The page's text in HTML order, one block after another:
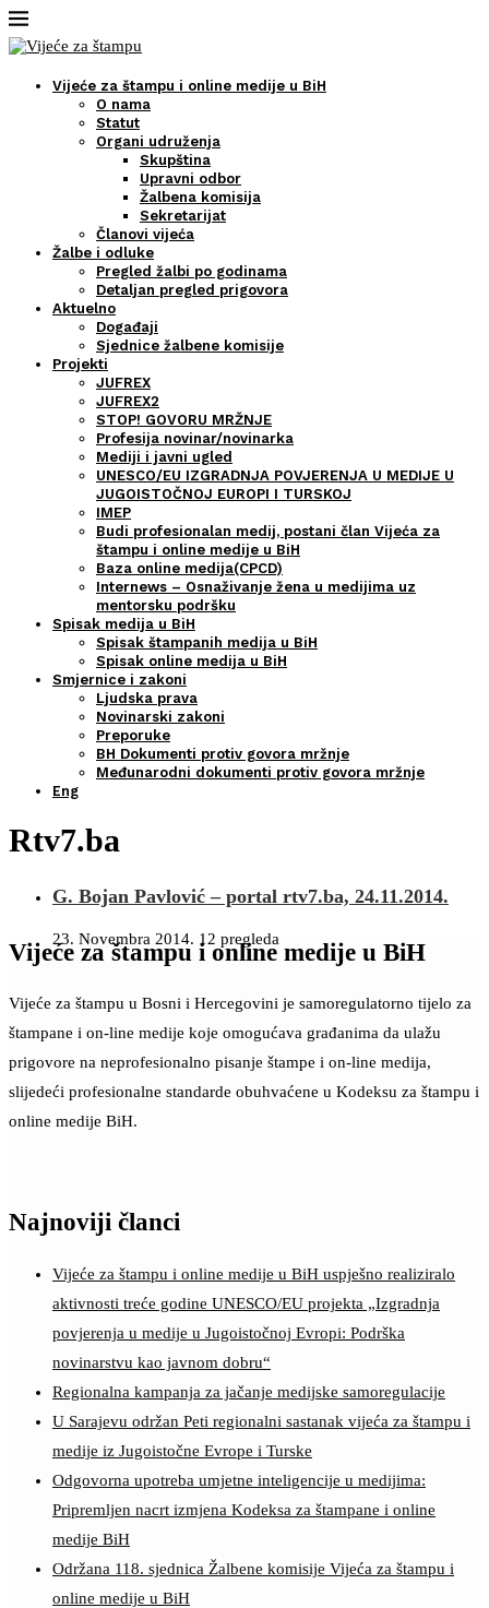
Vijeće za štampu i online medije u BiH
O nama
Statut
Organi udruženja
Skupština
Upravni odbor
Žalbena komisija
Sekretarijat
Članovi vijeća
Žalbe i odluke
Pregled žalbi po godinama
Detaljan pregled prigovora
Aktuelno
Događaji
Sjednice žalbene komisije
Projekti
JUFREX
JUFREX2
STOP! GOVORU MRŽNJE
Profesija novinar/novinarka
Mediji i javni ugled
UNESCO/EU IZGRADNJA POVJERENJA U MEDIJE U
JUGOISTOČNOJ EUROPI I TURSKOJ
IMEP
Budi profesionalan medij, postani član Vijeća za
štampu i online medije u BiH
Baza online medija(CPCD)
Internews – Osnaživanje žena u medijima uz
mentorsku podršku
Spisak medija u BiH
Spisak štampanih medija u BiH
Spisak online medija u BiH
Smjernice i zakoni
Ljudska prava
Novinarski zakoni
Preporuke
BH Dokumenti protiv govora mržnje
Međunarodni dokumenti protiv govora mržnje
Eng
Rtv7.ba
G. Bojan Pavlović – portal rtv7.ba, 24.11.2014.
23. Novembra 2014. 12 pregleda
Vijeće za štampu i online medije u BiH
Vijeće za štampu u Bosni i Hercegovini je samoregulatorno tijelo za
štampane i on-line medije koje omogućava građanima da ulažu
prigovore na neprofesionalno pisanje štampe i on-line medija,
slijedeći profesionalne standarde obuhvaćene u Kodeksu za štampu i
online medije BiH.
Najnoviji članci
Vijeće za štampu i online medije u BiH uspješno realiziralo
aktivnosti treće godine UNESCO/EU projekta „Izgradnja
povjerenja u medije u Jugoistočnoj Evropi: Podrška
novinarstvu kao javnom dobru“
Regionalna kampanja za jačanje medijske samoregulacije
U Sarajevu održan Peti regionalni sastanak vijeća za štampu i
medije iz Jugoistočne Evrope i Turske
Odgovorna upotreba umjetne inteligencije u medijima:
Pripremljen nacrt izmjena Kodeksa za štampane i online
medije BiH
Održana 118. sjednica Žalbene komisije Vijeća za štampu i
online medije u BiH